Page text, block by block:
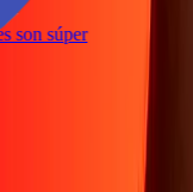
son súper